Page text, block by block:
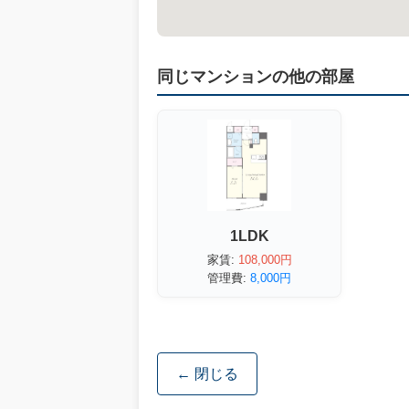
同じマンションの他の部屋
1LDK
家賃: 108,000円
管理費: 8,000円
← 閉じる